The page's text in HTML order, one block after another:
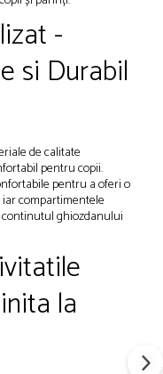
-
si Durabil
de calitate
pentru copii.
pentru a oferi o
compartimentele
ghiozdanului
la